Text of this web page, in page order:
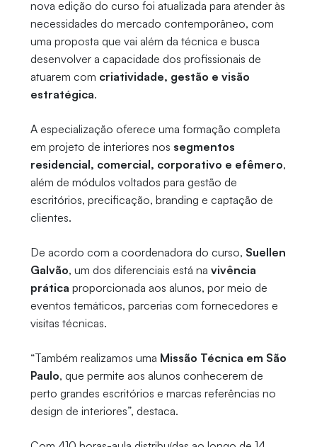
nova edição do curso foi atualizada para atender às
necessidades do mercado contemporâneo, com
uma proposta que vai além da técnica e busca
desenvolver a capacidade dos profissionais de
atuarem com criatividade, gestão e visão
estratégica.
A especialização oferece uma formação completa
em projeto de interiores nos segmentos
residencial, comercial, corporativo e efêmero,
além de módulos voltados para gestão de
escritórios, precificação, branding e captação de
clientes.
De acordo com a coordenadora do curso, Suellen
Galvão, um dos diferenciais está na vivência
prática proporcionada aos alunos, por meio de
eventos temáticos, parcerias com fornecedores e
visitas técnicas.
“Também realizamos uma Missão Técnica em São
Paulo, que permite aos alunos conhecerem de
perto grandes escritórios e marcas referências no
design de interiores”, destaca.